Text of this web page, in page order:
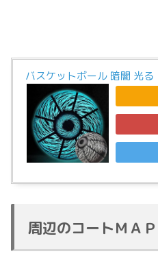
バスケットボール 暗闇 光る
周辺のコートＭＡＰ